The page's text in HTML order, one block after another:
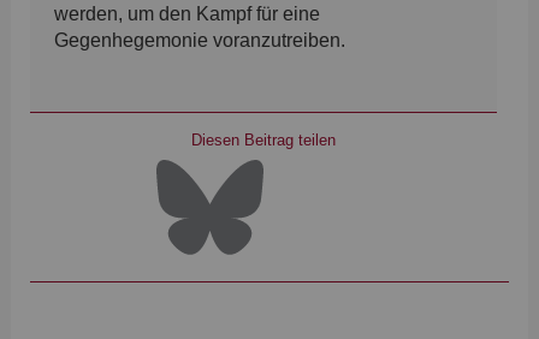
werden, um den Kampf für eine
Gegenhegemonie voranzutreiben.
Diesen Beitrag teilen